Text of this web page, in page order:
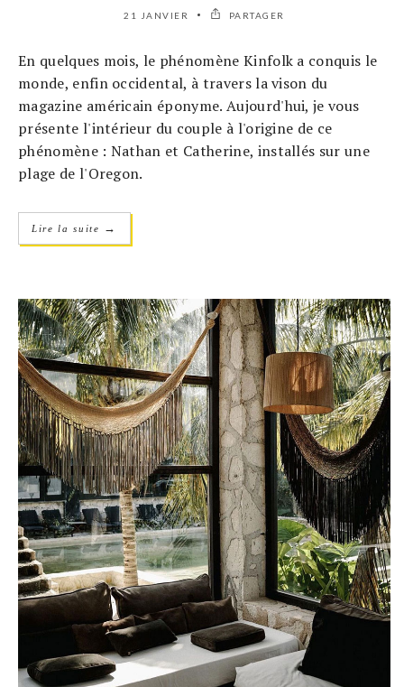
21 JANVIER PARTAGER
En quelques mois, le phénomène Kinfolk a conquis le
monde, enfin occidental, à travers la vison du
magazine américain éponyme. Aujourd'hui, je vous
présente l'intérieur du couple à l'origine de ce
phénomène : Nathan et Catherine, installés sur une
plage de l'Oregon.
Lire la suite →